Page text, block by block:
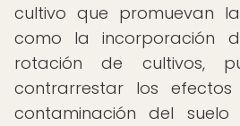
cultivo que promuevan
como la incorporación
rotación de cultivos,
contrarrestar los
contaminación del